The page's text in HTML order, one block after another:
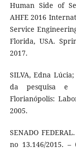
Human Side of
AHFE 2016
Service
Florida, USA.
2017.
SILVA, Edna
da pesquisa e
Florianópolis:
2005.
SENADO
no 13.146/2015.